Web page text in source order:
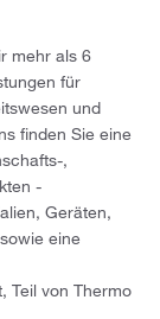
mehr als 6
für
und
finden Sie eine
,
-
Geräten,
eine
Teil von Thermo